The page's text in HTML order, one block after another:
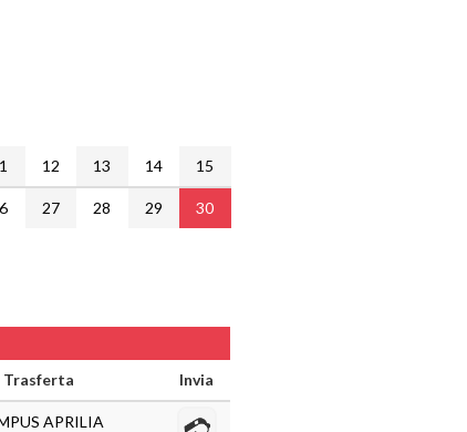
12 13 14 15
27 28 29
30
Trasferta Invia
APRILIA